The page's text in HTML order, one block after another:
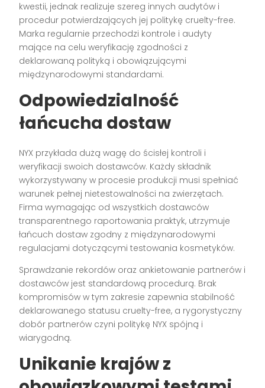
kwestii, jednak realizuje szereg innych audytów i
procedur potwierdzających jej politykę cruelty-free.
Marka regularnie przechodzi kontrole i audyty
mające na celu weryfikację zgodności z
deklarowaną polityką i obowiązującymi
międzynarodowymi standardami.
Odpowiedzialność
łańcucha dostaw
NYX przykłada dużą wagę do ścisłej kontroli i
weryfikacji swoich dostawców. Każdy składnik
wykorzystywany w procesie produkcji musi spełniać
warunek pełnej nietestowalności na zwierzętach.
Firma wymagając od wszystkich dostawców
transparentnego raportowania praktyk, utrzymuje
łańcuch dostaw zgodny z międzynarodowymi
regulacjami dotyczącymi testowania kosmetyków.
Sprawdzanie rekordów oraz ankietowanie partnerów i
dostawców jest standardową procedurą. Brak
kompromisów w tym zakresie zapewnia stabilność
deklarowanego statusu cruelty-free, a rygorystyczny
dobór partnerów czyni politykę NYX spójną i
wiarygodną.
Unikanie krajów z